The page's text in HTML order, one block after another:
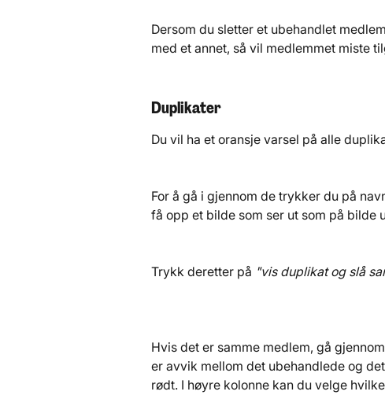
Dersom du sletter et ubehandlet
med et annet, så vil medlemmet miste
Duplikater
Du vil ha et oransje varsel på alle
For å gå i gjennom de trykker du på
få opp et bilde som ser ut som på bilde
Trykk deretter på "vis duplikat og slå
Hvis det er samme medlem, gå
er avvik mellom det ubehandlede og
rødt. I høyre kolonne kan du velge